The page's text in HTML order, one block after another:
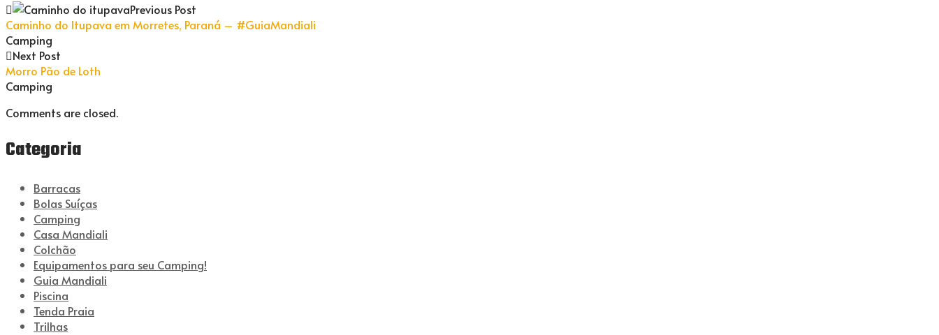
Previous Post
Caminho do Itupava em Morretes, Paraná – #GuiaMandiali
Camping
Next Post
Morro Pão de Loth
Camping
Comments are closed.
Categoria
Barracas
Bolas Suíças
Camping
Casa Mandiali
Colchão
Equipamentos para seu Camping!
Guia Mandiali
Piscina
Tenda Praia
Trilhas